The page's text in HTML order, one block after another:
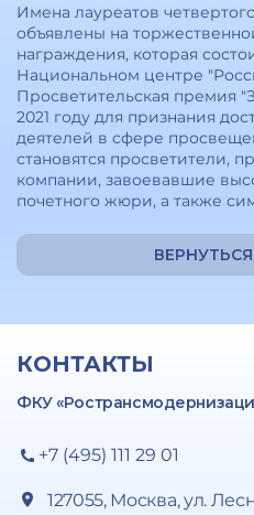
Имена лауреатов
объявлены на
награждения, которая
Национальном центре
Просветительская премия
2021 году для признания
деятелей в сфере
становятся просветители,
компании, завоевавшие
почетного жюри, а также
КОНТАКТЫ
ФКУ
+7 (495) 111 29 01
127055, Москва, ул.